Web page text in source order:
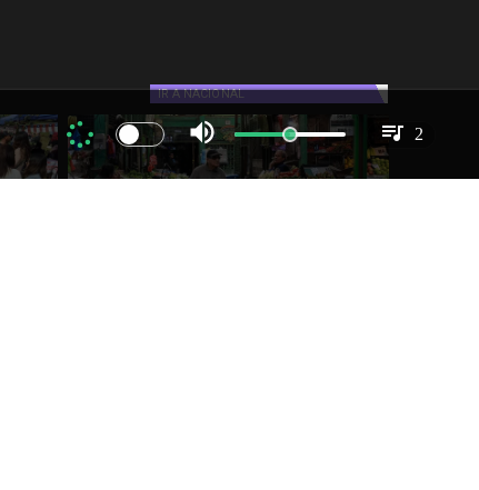
IR A NACIONAL
2